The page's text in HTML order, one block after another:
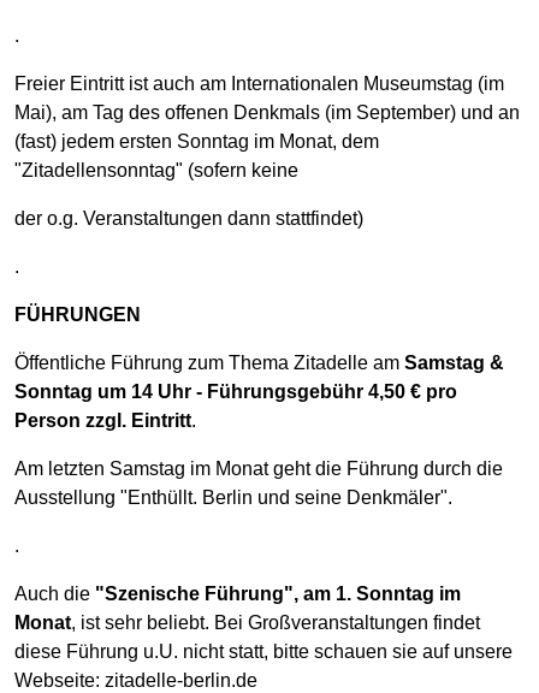
.
Freier Eintritt ist auch am Internationalen Museumstag (im
Mai), am Tag des offenen Denkmals (im September) und an
(fast) jedem ersten Sonntag im Monat, dem
"Zitadellensonntag" (sofern keine
der o.g. Veranstaltungen dann stattfindet)
.
FÜHRUNGEN
Öffentliche Führung zum Thema Zitadelle am Samstag &
Sonntag um 14 Uhr - Führungsgebühr 4,50 € pro
Person zzgl. Eintritt.
Am letzten Samstag im Monat geht die Führung durch die
Ausstellung "Enthüllt. Berlin und seine Denkmäler".
.
Auch die "Szenische Führung", am 1. Sonntag im
Monat, ist sehr beliebt. Bei Großveranstaltungen findet
diese Führung u.U. nicht statt, bitte schauen sie auf unsere
Webseite: zitadelle-berlin.de